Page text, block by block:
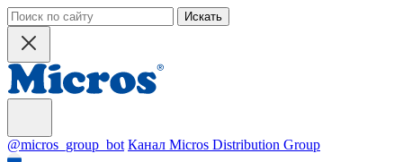
Искать
@micros_group_bot Канал Micros Distribution Group